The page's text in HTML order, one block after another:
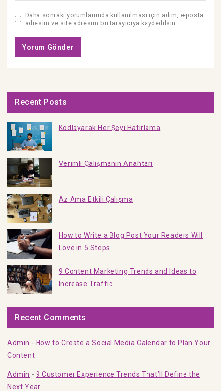
Daha sonraki yorumlarımda kullanılması için adım, e-posta
adresim ve site adresim bu tarayıcıya kaydedilsin.
Recent Posts
Kodlayarak Her Şeyi Hatırlama
Verimli Çalışmanın Anahtarı
Az Ama Etkili Çalışma
How to Write a Blog Post Your Readers Will
Love in 5 Steps
9 Content Marketing Trends and Ideas to
Increase Traffic
Recent Comments
Admin - How to Create a Social Media Calendar to Plan Your
Content
Admin - 9 Customer Experience Trends That’ll Define the
Next Year